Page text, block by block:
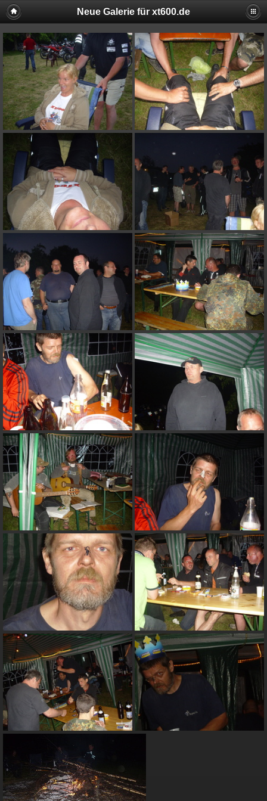
Neue Galerie für xt600.de